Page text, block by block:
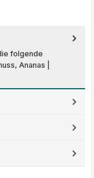
folgende
Ananas |